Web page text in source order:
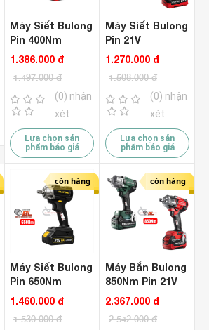
Máy Siết Bulong
Pin 400Nm
Amaxtools
Chưa Pin & Sạc
)
1.386.000 đ
1.497.000 đ
(0) nhận
xét
Lựa chọn sản
phẩm báo giá
Máy Siết Bulong
Pin 21V
Amaxtools
Chưa Pin & Sạc
)
1.270.000 đ
1.508.000 đ
(0) nhận
xét
Lựa chọn sản
phẩm báo giá
còn hàng
Máy Siết Bulong
Pin 650Nm
Amaxtools
Plus+ ( Chưa Pin
1.460.000 đ
1.530.000 đ
còn hàng
Máy Bắn Bulong
850Nm Pin 21V
Amaxtools
Chưa Pin & Sạc
2.367.000 đ
2.542.000 đ